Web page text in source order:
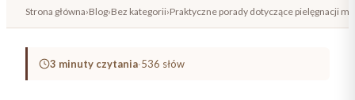
Strona główna›Blog›Bez kategorii›Praktyczne porady dotyczące pielęgnacji
3 minuty czytania·536 słów